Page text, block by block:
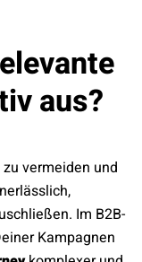
aus?
vermeiden und
Im B2B-
Kampagnen